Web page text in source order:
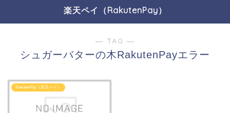
楽天ペイ（RakutenPay）
― TAG ―
シュガーバターの木RakutenPayエラー
RakutenPay（楽天ペイ）